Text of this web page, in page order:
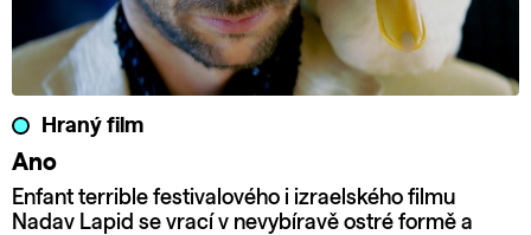
Hraný film
Ano
Enfant terrible festivalového i izraelského filmu
Nadav Lapid se vrací v nevybíravě ostré formě a